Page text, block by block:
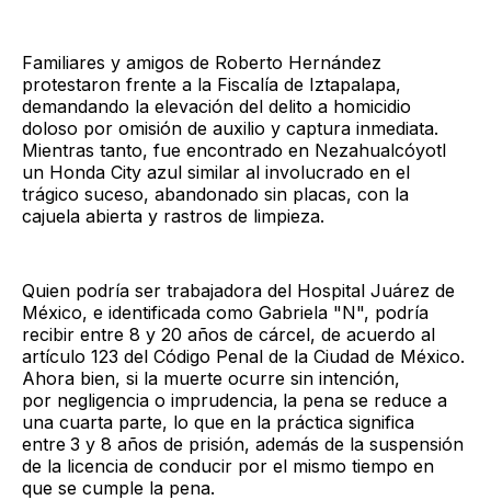
Familiares y amigos de Roberto Hernández
protestaron frente a la Fiscalía de Iztapalapa,
demandando la elevación del delito a homicidio
doloso por omisión de auxilio y captura inmediata.​
Mientras tanto, fue encontrado en Nezahualcóyotl
un Honda City azul similar al involucrado en el
trágico suceso, abandonado sin placas, con la
cajuela abierta y rastros de limpieza.
Quien podría ser trabajadora del Hospital Juárez de
México, e identificada como Gabriela "N", podría
recibir entre 8 y 20 años de cárcel, de acuerdo al
artículo 123 del Código Penal de la Ciudad de México.
Ahora bien, si la muerte ocurre sin intención,
por negligencia o imprudencia, la pena se reduce a
una cuarta parte, lo que en la práctica significa
entre 3 y 8 años de prisión, además de la suspensión
de la licencia de conducir por el mismo tiempo en
que se cumple la pena.